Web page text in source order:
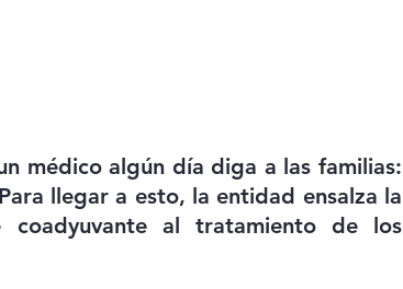
médico algún día diga a las familias:
llegar a esto, la entidad ensalza la
al tratamiento de los